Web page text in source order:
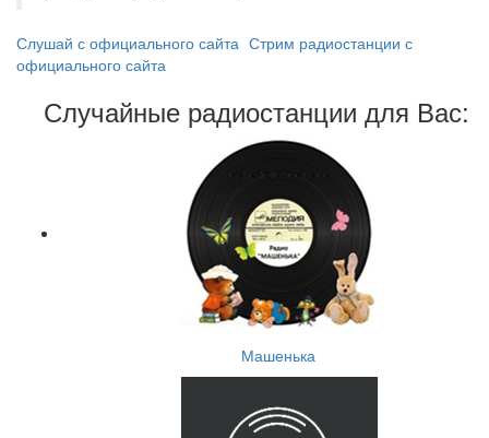
Слушай с официального сайта Стрим радиостанции с
официального сайта
Случайные радиостанции для Вас:
Машенька